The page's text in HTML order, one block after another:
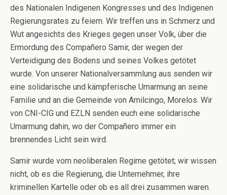
des Nationalen Indigenen Kongresses und des Indigenen
Regierungsrates zu feiern. Wir treffen uns in Schmerz und
Wut angesichts des Krieges gegen unser Volk, über die
Ermordung des Compañero Samir, der wegen der
Verteidigung des Bodens und seines Volkes getötet
wurde. Von unserer Nationalversammlung aus senden wir
eine solidarische und kämpferische Umarmung an seine
Familie und an die Gemeinde von Amilcingo, Morelos. Wir
von CNI-CIG und EZLN senden euch eine solidarische
Umarmung dahin, wo der Compañero immer ein
brennendes Licht sein wird.
Samir wurde vom neoliberalen Regime getötet; wir wissen
nicht, ob es die Regierung, die Unternehmer, ihre
kriminellen Kartelle oder ob es all drei zusammen waren.